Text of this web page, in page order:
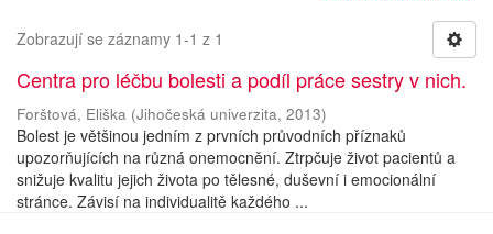
Zobrazují se záznamy 1-1 z 1
Centra pro léčbu bolesti a podíl práce sestry v nich.
Forštová, Eliška (Jihočeská univerzita, 2013)
Bolest je většinou jedním z prvních průvodních příznaků
upozorňujících na různá onemocnění. Ztrpčuje život pacientů a
snižuje kvalitu jejich života po tělesné, duševní i emocionální
stránce. Závisí na individualitě každého ...